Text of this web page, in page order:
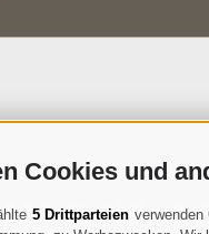
Cookies und
5 Drittparteien